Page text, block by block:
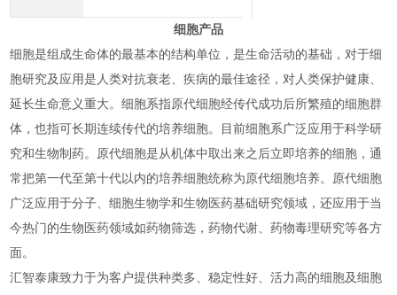
细胞产品
细胞是组成生命体的最基本的结构单位，是生命活动的基础，对于细
胞研究及应用是人类对抗衰老、疾病的最佳途径，对人类保护健康、
延长生命意义重大。细胞系指原代细胞经传代成功后所繁殖的细胞群
体，也指可长期连续传代的培养细胞。目前细胞系广泛应用于科学研
究和生物制药。原代细胞是从机体中取出来之后立即培养的细胞，通
常把第一代至第十代以内的培养细胞统称为原代细胞培养。原代细胞
广泛应用于分子、细胞生物学和生物医药基础研究领域，还应用于当
今热门的生物医药领域如药物筛选，药物代谢、药物毒理研究等各方
面。
汇智泰康致力于为客户提供种类多、稳定性好、活力高的细胞及细胞